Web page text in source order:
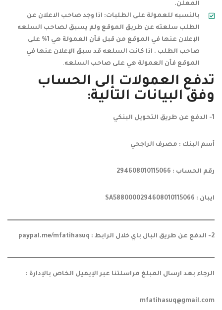
المعلن.
بالنسبه للعمولة على الطلبات: اذا وجد صاحب الاعلان عن
الطلب سلعته عن طريق الموقع ولم يسبق لصاحب السلعه
الإعلان عنها في الموقع من قبل فأن العمولة هي 1% على
صاحب الطلب . اذا كانت السلعه قد سبق الإعلان عنها في
الموقع فأن العمولة هي على صاحب السلعه.
تدفع العمولات إلى الحساب
وفق البيانات التالية:
1- الدفع عن طريق التحويل البنكي
أسم البنك : مصرف الراجحي
رقم الحساب : 294608010115066
ايبان : SA5880000294608010115066
2- الدفع عن طريق البال باي خلال الرابط : paypal.me/mfatihasuq
الرجاء بعد ارسال المبلغ مراسلتنا عبر الإيميل الخاص بالإدارة :
mfatihasuq@gmail.com